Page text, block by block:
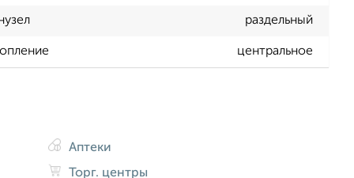
раздельный
центральное
Аптеки
Торг. центры